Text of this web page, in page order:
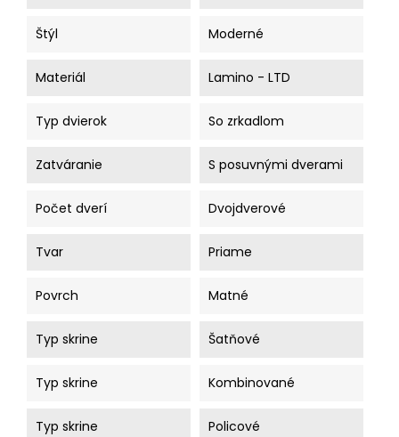
Štýl Moderné
Materiál Lamino - LTD
Typ dvierok So zrkadlom
Zatváranie S posuvnými dverami
Počet dverí Dvojdverové
Tvar Priame
Povrch Matné
Typ skrine Šatňové
Typ skrine Kombinované
Typ skrine Policové